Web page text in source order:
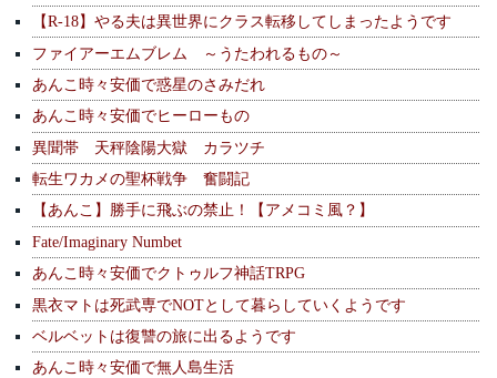
【R-18】やる夫は異世界にクラス転移してしまったようです
ファイアーエムブレム ～うたわれるもの～
あんこ時々安価で惑星のさみだれ
あんこ時々安価でヒーローもの
異聞帯 天秤陰陽大獄 カラツチ
転生ワカメの聖杯戦争 奮闘記
【あんこ】勝手に飛ぶの禁止！【アメコミ風？】
Fate/Imaginary Numbet
あんこ時々安価でクトゥルフ神話TRPG
黒衣マトは死武専でNOTとして暮らしていくようです
ベルベットは復讐の旅に出るようです
あんこ時々安価で無人島生活